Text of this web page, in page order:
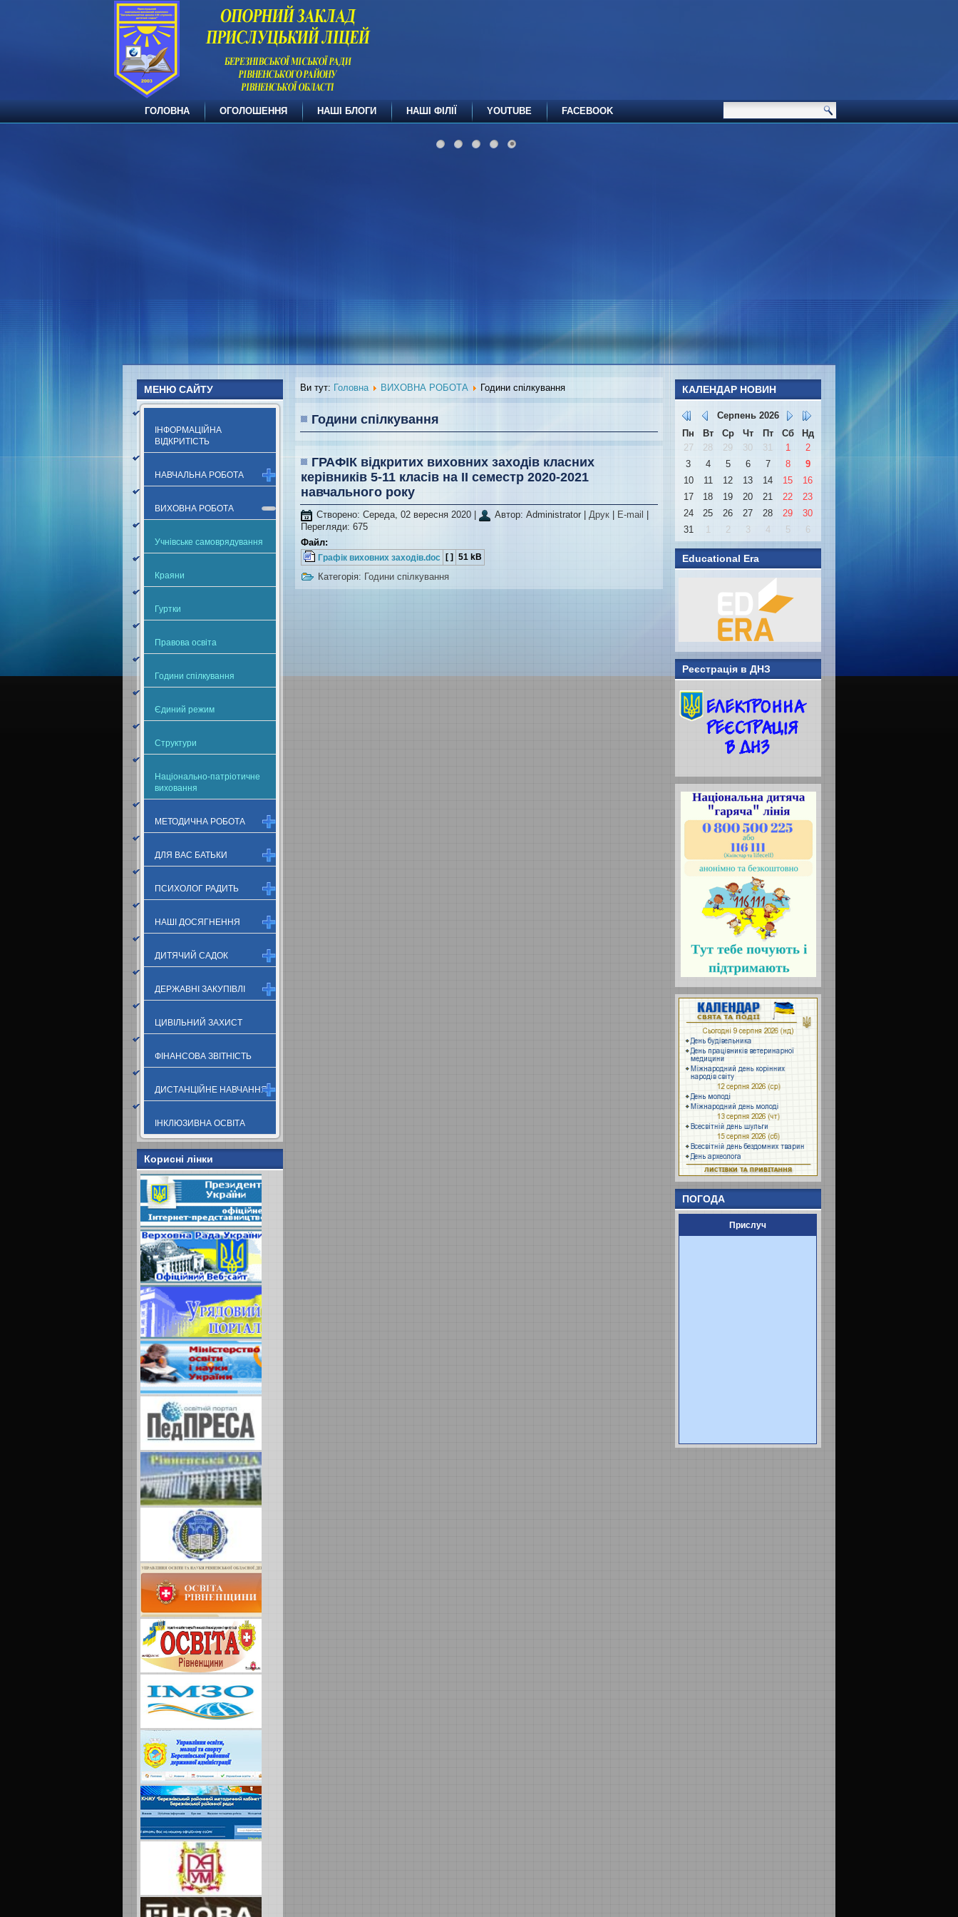
ГОЛОВНА ОГОЛОШЕННЯ НАШІ БЛОГИ НАШІ ФІЛІЇ YOUTUBE FACEBOOK
МЕНЮ САЙТУ
ІНФОРМАЦІЙНА
ВІДКРИТІСТЬ
НАВЧАЛЬНА РОБОТА
ВИХОВНА РОБОТА
Учнівське самоврядування
Краяни
Гуртки
Правова освіта
Години спілкування
Єдиний режим
Структури
Національно-патріотичне
виховання
МЕТОДИЧНА РОБОТА
ДЛЯ ВАС БАТЬКИ
ПСИХОЛОГ РАДИТЬ
НАШІ ДОСЯГНЕННЯ
ДИТЯЧИЙ САДОК
ДЕРЖАВНІ ЗАКУПІВЛІ
ЦИВІЛЬНИЙ ЗАХИСТ
ФІНАНСОВА ЗВІТНІСТЬ
ДИСТАНЦІЙНЕ НАВЧАННЯ
ІНКЛЮЗИВНА ОСВІТА
Корисні лінки
Ви тут: Головна ВИХОВНА РОБОТА Години спілкування
Години спілкування
ГРАФІК відкритих виховних заходів класних
керівників 5-11 класів на ІІ семестр 2020-2021
навчального року
Створено: Середа, 02 вересня 2020 Автор: Administrator Друк E-mail
Перегляди: 675
Файл:
Графік виховних заходів.doc [ ] 51 kB
Категорія: Години спілкування
КАЛЕНДАР НОВИН
Серпень 2026
Пн
Вт Ср Чт Пт Сб
Нд
27
28 29 30 31 1
2
3
4 5 6 7 8
9
10
11 12 13 14 15
16
17
18 19 20 21 22
23
24
25 26 27 28 29
30
31
1 2 3 4 5 6
Educational Era
Реєстрація в ДНЗ
ПОГОДА
Прислуч